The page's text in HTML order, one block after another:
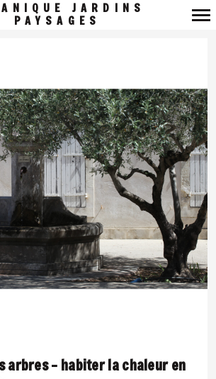
JARDINS
PAYSAGES
arbres – habiter la chaleur en